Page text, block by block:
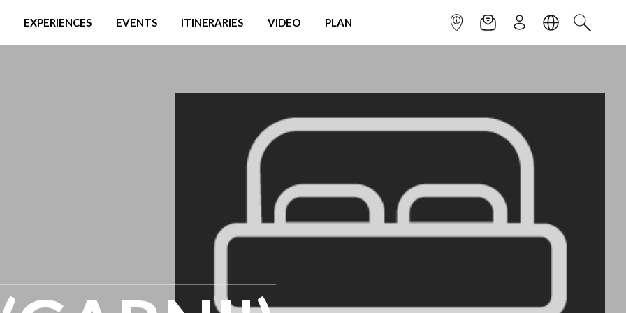
EXPERIENCES EVENTS ITINERARIES VIDEO PLAN INFOPOINTNEWSLETTER
SIGN UPLANGUAGE
SEARCH